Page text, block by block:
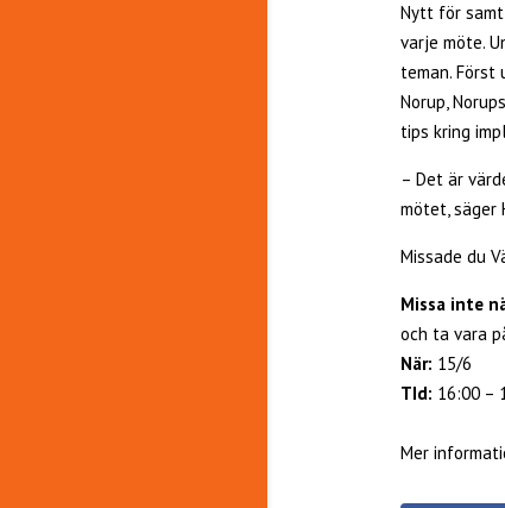
Nytt för
varje möte.
teman. Först
Norup,
tips kring
– Det är
mötet, säger
Missade du
Missa inte
och ta vara
När: 15/6
TId: 16:00 –
Mer